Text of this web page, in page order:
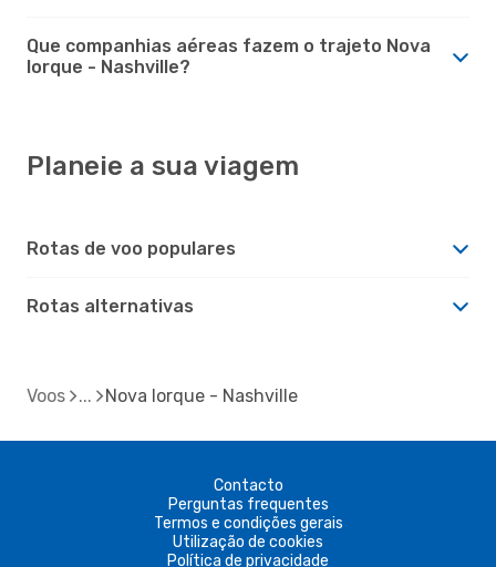
Que companhias aéreas fazem o trajeto Nova
Iorque - Nashville?
Planeie a sua viagem
Rotas de voo populares
Rotas alternativas
Voos Nova Iorque - Nashville
Contacto
Perguntas frequentes
Termos e condições gerais
Utilização de cookies
Política de privacidade